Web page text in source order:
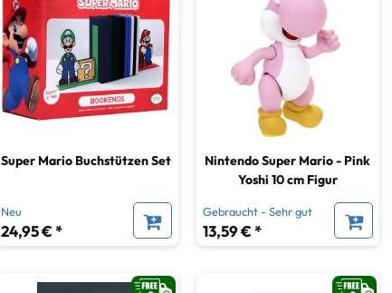
Super Mario Buchstützen Set
Neu
24,95 € *
Nintendo Super Mario - Pink
Yoshi 10 cm Figur
Gebraucht - Sehr gut
13,59 € *